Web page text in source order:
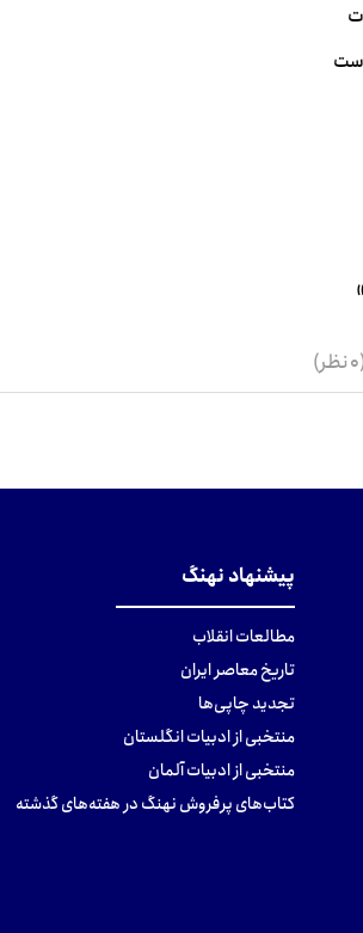
(0 نظر)
پیشنهاد نهنگ
مطالعات انقلاب
تاریخ معاصر ایران
تجدید چاپی‌ها
منتخبی از ادبیات انگلستان
منتخبی از ادبیات آلمان
کتاب‌های پرفروش نهنگ در هفته‌های گذشته